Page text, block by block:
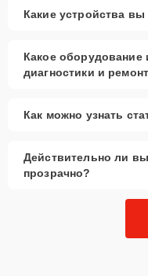
Какие устройства
Какое оборудование
диагностики и
Как можно узнать
Действительно ли
прозрачно?